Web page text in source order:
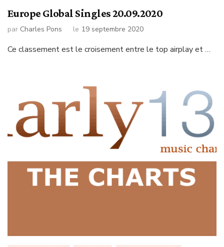
Europe Global Singles 20.09.2020
par Charles Pons le 19 septembre 2020
Ce classement est le croisement entre le top airplay et …